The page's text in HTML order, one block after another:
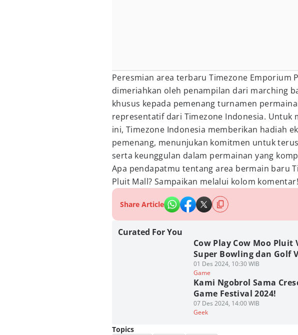
Peresmian area terbaru Timezone Emporium
dimeriahkan oleh penampilan dari marching
khusus kepada pemenang turnamen
representatif dari Timezone Indonesia. Untuk
ini, Timezone Indonesia memberikan hadiah
pemenang, menunjukan komitmen untuk
serta keunggulan dalam permainan yang
Apa pendapatmu tentang area bermain baru
Pluit Mall? Sampaikan melalui kolom komentar!
Share Article
Curated For You
Cow Play Cow Moo Pluit
Super Bowling dan Golf
01 Des 2024, 10:30 WIB
Game
Kami Ngobrol Sama
Game Festival 2024!
07 Des 2024, 14:00 WIB
Geek
Topics